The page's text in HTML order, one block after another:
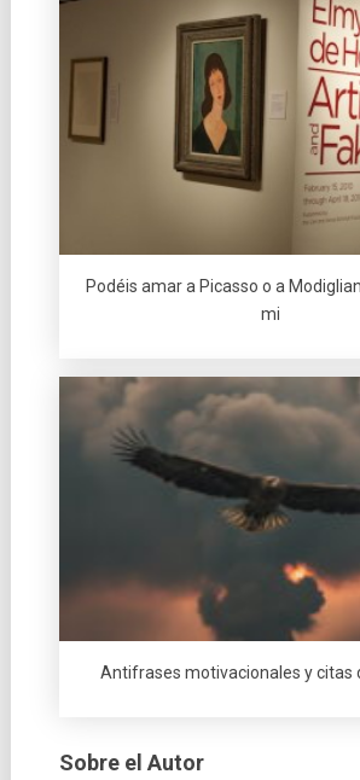
Podéis amar a Picasso o a
mi
Antifrases motivacionales y citas
Sobre el Autor